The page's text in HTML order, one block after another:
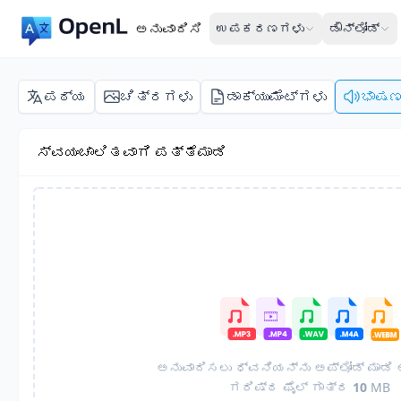
ಅನುವಾದಿಸಿ ಉಪಕರಣಗಳು ಡೌನ್‌ಲೋಡ್
ಪಠ್ಯ ಚಿತ್ರಗಳು ಡಾಕ್ಯುಮೆಂಟ್‌ಗಳು
ಸ್ವಯಂಚಾಲಿತವಾಗಿ ಪತ್ತೆಮಾಡಿ
ಅನುವಾದಿಸಲು ಧ್ವನಿಯನ್ನು ಅಪ್‌ಲೋಡ್
ಗರಿಷ್ಠ ಫೈಲ್ ಗಾತ್ರ 10 MB